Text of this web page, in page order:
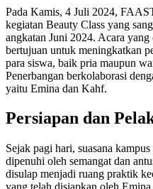
Pada Kamis, 4 Juli 2024,
kegiatan Beauty Class yang
angkatan Juni 2024. Acara
bertujuan untuk meningkatkan
para siswa, baik pria maupun
Penerbangan berkolaborasi
yaitu Emina dan Kahf.
Persiapan dan
Sejak pagi hari, suasana
dipenuhi oleh semangat dan
disulap menjadi ruang praktik